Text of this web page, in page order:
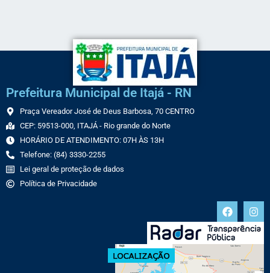
Prefeitura Municipal de Itajá - RN
Praça Vereador José de Deus Barbosa, 70 CENTRO
CEP: 59513-000, ITAJÁ - Rio grande do Norte
HORÁRIO DE ATENDIMENTO: 07H ÀS 13H
Telefone: (84) 3330-2255
Lei geral de proteção de dados
Política de Privacidade